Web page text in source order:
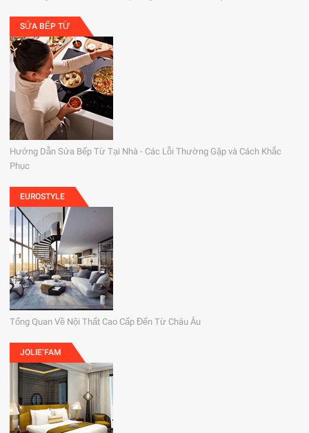
SỬA BẾP TỪ
Hướng Dẫn Sửa Bếp Từ Tại Nhà - Các Lỗi Thường Gặp và Cách Khắc
Phục
EUROSTYLE
Tổng Quan Về Nội Thất Cao Cấp Đến Từ Châu Âu
JOLIE’FAM